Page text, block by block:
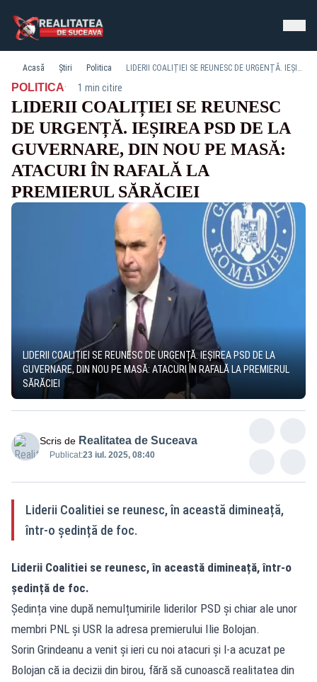
Acasă Știri Politica LIDERII COALIȚIEI SE REUNESC DE URGENȚĂ. IEȘIREA PSD DE LA GUVERNARE, DIN NOU PE MASĂ: ATACURI ÎN RAFALĂ LA PREMIERUL SĂRĂCIEI
POLITICA· 1 min citire
LIDERII COALIȚIEI SE REUNESC
DE URGENȚĂ. IEȘIREA PSD DE LA
GUVERNARE, DIN NOU PE MASĂ:
ATACURI ÎN RAFALĂ LA
PREMIERUL SĂRĂCIEI
LIDERII COALIȚIEI SE REUNESC DE URGENȚĂ. IEȘIREA PSD DE LA
GUVERNARE, DIN NOU PE MASĂ: ATACURI ÎN RAFALĂ LA PREMIERUL
SĂRĂCIEI
Scris de Realitatea de Suceava
Publicat:23 iul. 2025, 08:40
Liderii Coalitiei se reunesc, în această dimineață,
într-o ședință de foc.
Liderii Coalitiei se reunesc, în această dimineață, într-o
ședință de foc.
Ședința vine după nemulțumirile liderilor PSD și chiar ale unor
membri PNL și USR la adresa premierului Ilie Bolojan.
Sorin Grindeanu a venit și ieri cu noi atacuri și l-a acuzat pe
Bolojan că ia decizii din birou, fără să cunoască realitatea din